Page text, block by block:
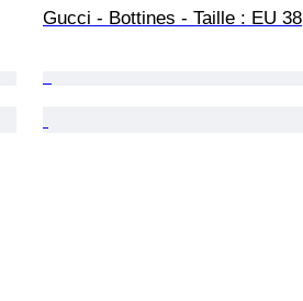
Gucci - Bottines - Taille : EU 38